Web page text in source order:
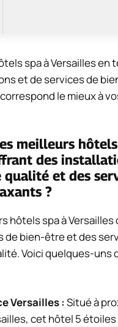
spa à Versailles en
et de services de
le mieux à
meilleurs
des
qualité et des
?
hôtels spa à
de bien-être et des
Voici quelques-uns
Versailles : Situé à
cet hôtel 5